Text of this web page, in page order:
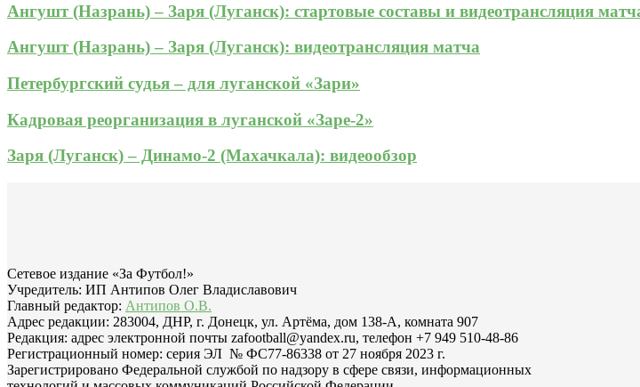
Ангушт (Назрань) – Заря (Луганск): стартовые составы и видеотрансляция
Ангушт (Назрань) – Заря (Луганск): видеотрансляция матча
Петербургский судья – для луганской «Зари»
Кадровая реорганизация в луганской «Заре-2»
Заря (Луганск) – Динамо-2 (Махачкала): видеообзор
Сетевое издание «За Футбол!»
Учредитель: ИП Антипов Олег Владиславович
Главный редактор: Антипов О.В.
Адрес редакции: 283004, ДНР, г. Донецк, ул. Артёма, дом 138-А, комната 907
Редакция: адрес электронной почты zafootball@yandex.ru, телефон +7 949 510-48-86
Регистрационный номер: серия ЭЛ № ФС77-86338 от 27 ноября 2023 г.
Зарегистрировано Федеральной службой по надзору в сфере связи, информационных